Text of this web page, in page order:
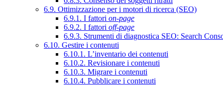
6.9. Ottimizzazione per i motori di ricerca (SEO)
6.9.1. I fattori on-page
6.9.2. I fattori off-page
6.9.3. Strumenti di diagnostica SEO: Search
6.10. Gestire i contenuti
6.10.1. L’inventario dei contenuti
6.10.2. Revisionare i contenuti
6.10.3. Migrare i contenuti
6.10.4. Pubblicare i contenuti